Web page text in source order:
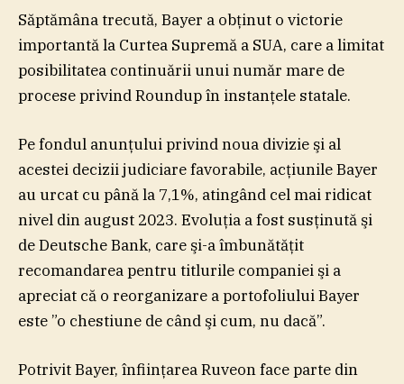
Săptămâna trecută, Bayer a obţinut o victorie
importantă la Curtea Supremă a SUA, care a limitat
posibilitatea continuării unui număr mare de
procese privind Roundup în instanţele statale.
Pe fondul anunţului privind noua divizie şi al
acestei decizii judiciare favorabile, acţiunile Bayer
au urcat cu până la 7,1%, atingând cel mai ridicat
nivel din august 2023. Evoluţia a fost susţinută şi
de Deutsche Bank, care şi-a îmbunătăţit
recomandarea pentru titlurile companiei şi a
apreciat că o reorganizare a portofoliului Bayer
este ”o chestiune de când şi cum, nu dacă”.
Potrivit Bayer, înfiinţarea Ruveon face parte din